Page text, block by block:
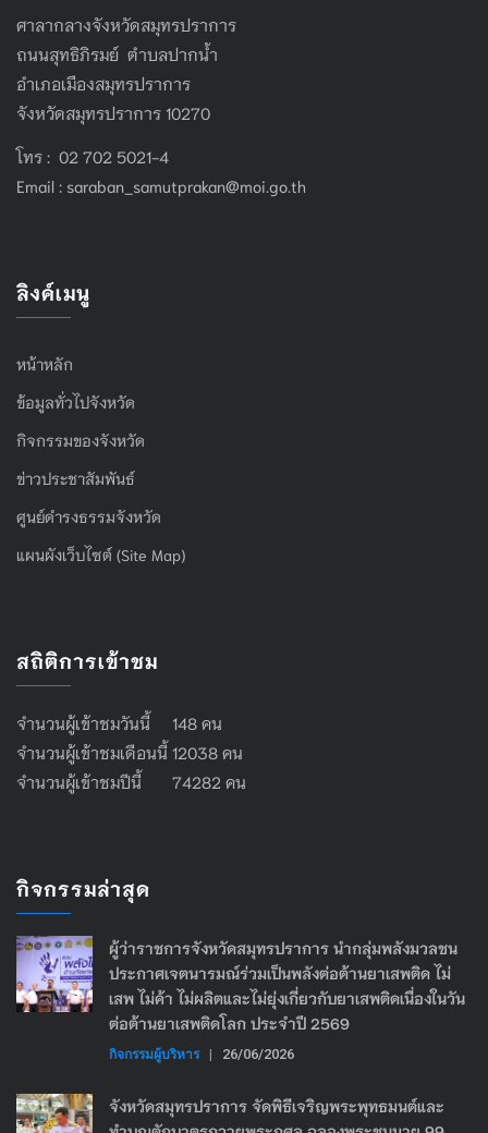
ศาลากลางจังหวัดสมุทรปราการ
ถนนสุทธิภิรมย์ ตำบลปากน้ำ
อำเภอเมืองสมุทรปราการ
จังหวัดสมุทรปราการ 10270
โทร : 02 702 5021-4
Email : saraban_samutprakan@moi.go.th
ลิงค์เมนู
หน้าหลัก
ข้อมูลทั่วไปจังหวัด
กิจกรรมของจังหวัด
ข่าวประชาสัมพันธ์
ศูนย์ดำรงธรรมจังหวัด
แผนผังเว็บไซต์ (Site Map)
สถิติการเข้าชม
จำนวนผู้เข้าชมวันนี้ 148 คน
จำนวนผู้เข้าชมเดือนนี้ 12038 คน
จำนวนผู้เข้าชมปีนี้ 74282 คน
กิจกรรมล่าสุด
ผู้ว่าราชการจังหวัดสมุทรปราการ นำกลุ่มพลังมวลชน
ประกาศเจตนารมณ์ร่วมเป็นพลังต่อต้านยาเสพติด ไม่
เสพ ไม่ค้า ไม่ผลิตและไม่ยุ่งเกี่ยวกับยาเสพติดเนื่องในวัน
ต่อต้านยาเสพติดโลก ประจำปี 2569
กิจกรรมผู้บริหาร | 26/06/2026
จังหวัดสมุทรปราการ จัดพิธีเจริญพระพุทธมนต์และ